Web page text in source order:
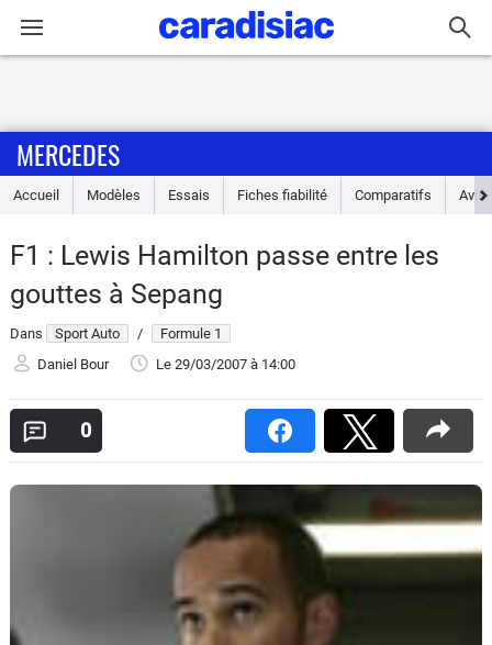
Accueil
Essais
Guide
d'achat
Electriques
Utilitaires
MERCEDES
Accueil Modèles Essais Fiches fiabilité Comparatifs Avis
F1 : Lewis Hamilton passe entre les
gouttes à Sepang
Dans Sport Auto /
Formule 1
Daniel Bour
Le 29/03/2007 à 14:00
0